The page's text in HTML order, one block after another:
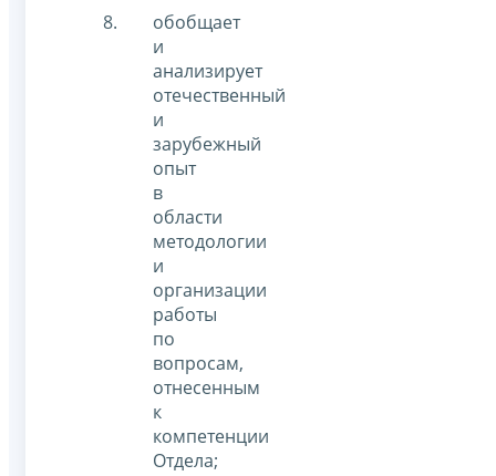
обобщает
и
анализирует
отечественный
и
зарубежный
опыт
в
области
методологии
и
организации
работы
по
вопросам,
отнесенным
к
компетенции
Отдела;